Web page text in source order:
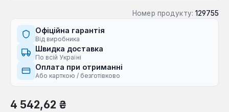
Номер продукту: 129755
Офіційна гарантія
Від виробника
Швидка доставка
По всій Україні
Оплата при отриманні
Або карткою / безготівково
Звичайна ціна:
4 542,62 ₴